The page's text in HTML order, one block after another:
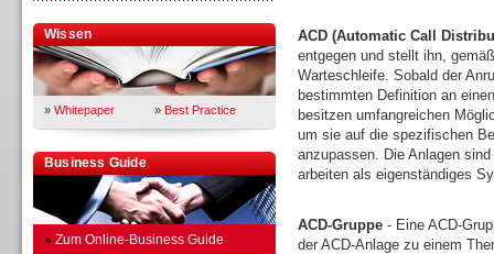
Wissen
» Whitepaper » Best Practice
Business Guide
» Zum Online-Business Guide
ACD (Automatic Call
entgegen und stellt ihn,
Warteschleife. Sobald der
bestimmten Definition an
besitzen umfangreichen
um sie auf die spezifischen
anzupassen. Die Anlagen
arbeiten als eigenständiges
ACD-Gruppe - Eine ACD-
der ACD-Anlage zu einem